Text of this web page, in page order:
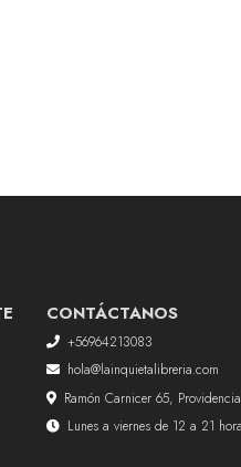
CONTÁCTANOS
+56964213083
hola@lainquietalibreria.com
Ramón Carnicer 65,
Lunes a viernes de 12 a 21